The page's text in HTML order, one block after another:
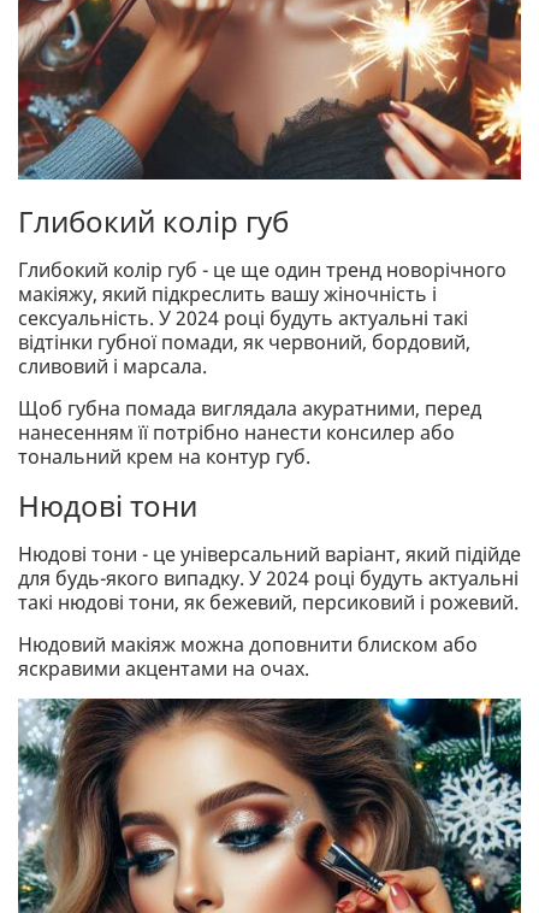
Глибокий колір губ
Глибокий колір губ - це ще один тренд новорічного
макіяжу, який підкреслить вашу жіночність і
сексуальність. У 2024 році будуть актуальні такі
відтінки губної помади, як червоний, бордовий,
сливовий і марсала.
Щоб губна помада виглядала акуратними, перед
нанесенням її потрібно нанести консилер або
тональний крем на контур губ.
Нюдові тони
Нюдові тони - це універсальний варіант, який підійде
для будь-якого випадку. У 2024 році будуть актуальні
такі нюдові тони, як бежевий, персиковий і рожевий.
Нюдовий макіяж можна доповнити блиском або
яскравими акцентами на очах.